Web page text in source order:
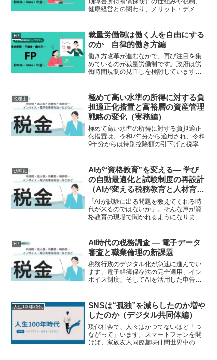
健康経営との関わり、メリット・デメリ
えてみます。日本でのGLTD普及の現状大
手企業を中心...
FP
裁量労働制は働く人を自由にする
のか 自律的働き方編
働き方改革が進むなかで、再び注目を集
めているのが裁量労働制です。政府は労
働時間規制の見直しを検討しています
人口減少による労働力不足やAIの普及に
よる働き方の変化を考える...
税理士
極めて高い水準の所得に対する負
担適正化措置と富裕層の資産管理
戦略の変化（実務編）
極めて高い水準の所得に対する負担適正
化措置は、令和7年分から適用され、令和
9年分からは特別控除額の引下げと税率引
象徴的な位置付けとの見方もありました
が、改正により実効性...
効率化
AIが“資格教育”を変える― 学び
の自動最適化と試験制度の再設計
（AIが変える税務教育と人材育成
第13回）
「AIが試験に出る問題を教えてくれる時
代が来るのではないか」。そんな声が資
格教育の現場で聞かれるようになりまし
ることが可能になっています。しかし、
AIが変えるのは「出...
FP
AI時代の税務調査 ― 電子データ
審査と職業倫理の新課題
税務行政のデジタル化が急速に進んでい
ます。電子帳簿保存法の完全適用、イン
ボイス制度、そしてAIを活用した申告デ
あります。特にAIによる「異常検知」
「リスクスコア分析」が導...
人生100年時代
SNSは“孤独”を減らしたのか増や
したのか（デジタル共同体編）
現代社会で、人々はかつてないほど「つ
ながって」います。スマートフォンを開
けば、家族友人同僚趣味仲間世界中の誰